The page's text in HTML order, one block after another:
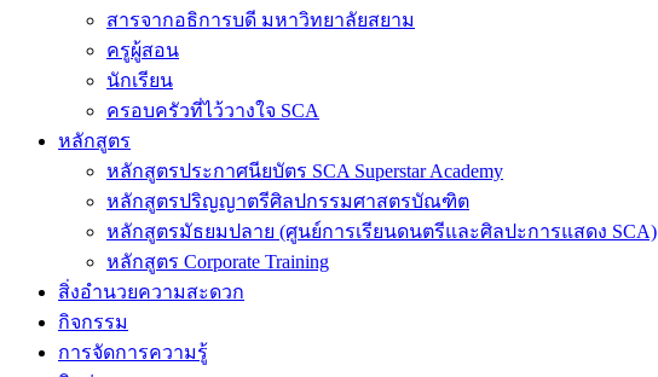
สารจากอธิการบดี มหาวิทยาลัยสยาม
ครูผู้สอน
นักเรียน
ครอบครัวที่ไว้วางใจ SCA
หลักสูตร
หลักสูตรประกาศนียบัตร SCA Superstar Academy
หลักสูตรปริญญาตรีศิลปกรรมศาสตรบัณฑิต
หลักสูตรมัธยมปลาย (ศูนย์การเรียนดนตรีและศิลปะการแสดง SCA)
หลักสูตร Corporate Training
สิ่งอำนวยความสะดวก
กิจกรรม
การจัดการความรู้